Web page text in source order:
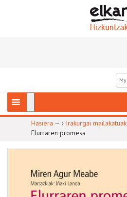
Hasiera — › Irakurgai mailakatuak
Elurraren promesa